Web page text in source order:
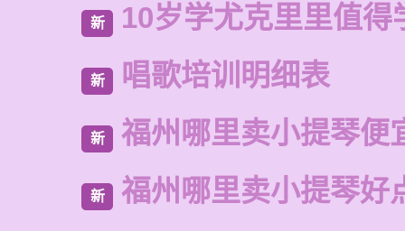
新 10岁学尤克里里值得
新 唱歌培训明细表
新 福州哪里卖小提琴便
新 福州哪里卖小提琴好